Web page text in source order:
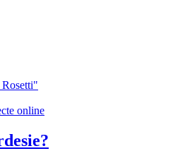
online